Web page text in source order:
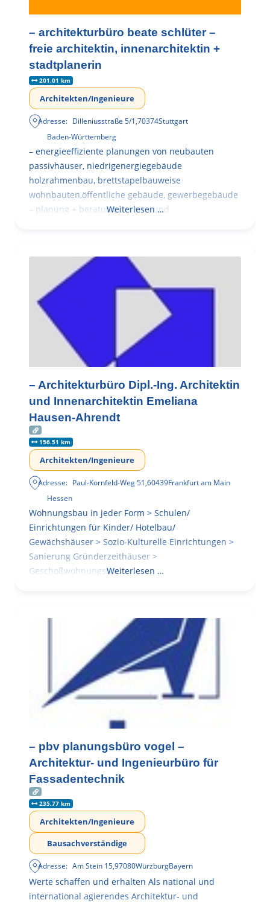
– architekturbüro beate schlüter –
freie architektin, innenarchitektin +
stadtplanerin
201.01 km
Architekten/Ingenieure
Adresse: Dilleniusstraße 5/1,70374Stuttgart
Baden-Württemberg
– energieeffiziente planungen von neubauten
passivhäuser, niedrigenergiegebäude
holzrahmenbau, brettstapelbauweise
wohnbauten,öffentliche gebäude, gewerbegebäude
– planung + beratung bei an – und
Weiterlesen …
– Architekturbüro Dipl.-Ing. Architektin
und Innenarchitektin Emeliana
Hausen-Ahrendt
156.51 km
Architekten/Ingenieure
Adresse: Paul-Kornfeld-Weg 51,60439Frankfurt am Main
Hessen
Wohnungsbau in jeder Form > Schulen/
Einrichtungen für Kinder/ Hotelbau/
Gewächshäuser > Sozio-Kulturelle Einrichtungen >
Sanierung Gründerzeithäuser >
GeschoßwohnungsbauWeiterlesen …
– pbv planungsbüro vogel –
Architektur- und Ingenieurbüro für
Fassadentechnik
235.77 km
Architekten/Ingenieure
Bausachverständige
Adresse: Am Stein 15,97080WürzburgBayern
Werte schaffen und erhalten Als national und
international agierendes Architektur- und